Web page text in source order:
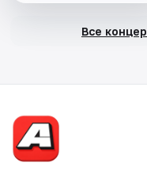
Все